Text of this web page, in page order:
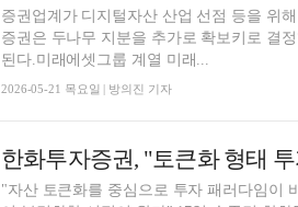
증권업계가 디지털자산 산업 선점 등을 위
증권은 두나무 지분을 추가로 확보키로 결
된다.미래에셋그룹 계열 미래...
2026-05-21 목요일 | 방의진 기자
"자산 토큰화를 중심으로 투자 패러다임이